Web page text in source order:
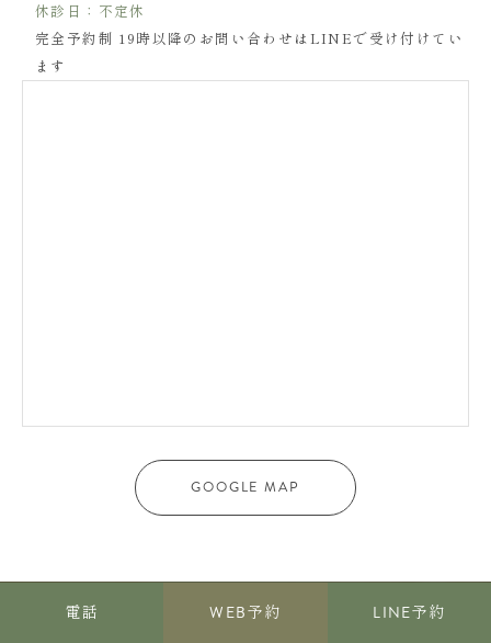
電話 WEB予約 LINE予約
休診日：不定休
完全予約制 19時以降のお問い合わせはLINEで受け付けてい
ます
GOOGLE MAP